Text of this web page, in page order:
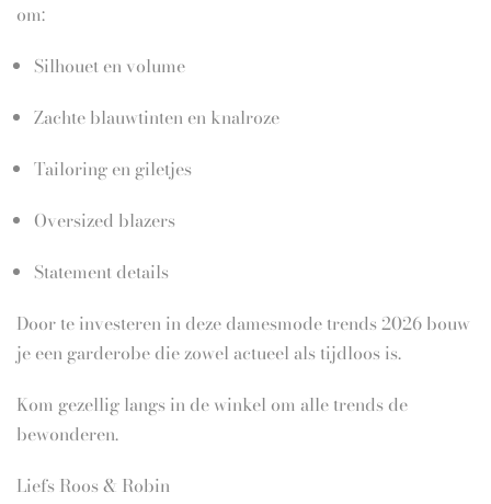
om:
Silhouet en volume
Zachte blauwtinten en knalroze
Tailoring en giletjes
Oversized blazers
Statement details
Door te investeren in deze damesmode trends 2026 bouw
je een garderobe die zowel actueel als tijdloos is.
Kom gezellig langs in de winkel om alle trends de
bewonderen.
Liefs Roos & Robin